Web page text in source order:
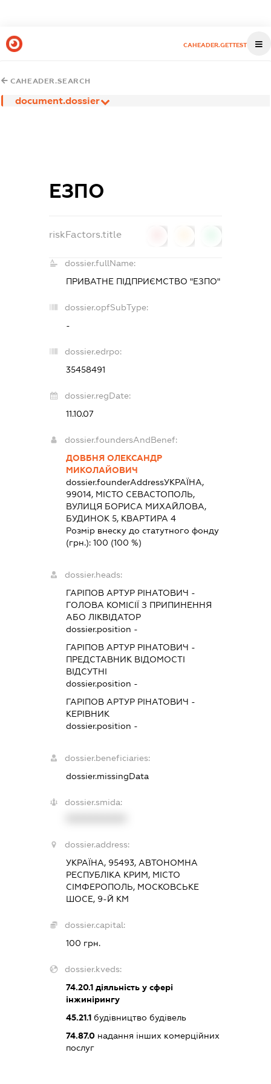
CAHEADER.GETTEST
CAHEADER.SEARCH
document.dossier
ЕЗПО
riskFactors.title
dossier.fullName:
ПРИВАТНЕ ПІДПРИЄМСТВО "ЕЗПО"
dossier.opfSubType:
-
dossier.edrpo:
35458491
dossier.regDate:
11.10.07
dossier.foundersAndBenef:
ДОВБНЯ ОЛЕКСАНДР
МИКОЛАЙОВИЧ
dossier.founderAddressУКРАЇНА,
99014, МІСТО СЕВАСТОПОЛЬ,
ВУЛИЦЯ БОРИСА МИХАЙЛОВА,
БУДИНОК 5, КВАРТИРА 4
Розмір внеску до статутного фонду
(грн.): 100 (100 %)
dossier.heads:
ГАРІПОВ АРТУР РІНАТОВИЧ -
ГОЛОВА КОМІСІЇ З ПРИПИНЕННЯ
АБО ЛІКВІДАТОР
dossier.position -
ГАРІПОВ АРТУР РІНАТОВИЧ -
ПРЕДСТАВНИК ВІДОМОСТІ
ВІДСУТНІ
dossier.position -
ГАРІПОВ АРТУР РІНАТОВИЧ -
КЕРІВНИК
dossier.position -
dossier.beneficiaries:
dossier.missingData
dossier.smida:
dossier.address:
УКРАЇНА, 95493, АВТОНОМНА
РЕСПУБЛІКА КРИМ, МІСТО
СІМФЕРОПОЛЬ, МОСКОВСЬКЕ
ШОСЕ, 9-Й КМ
dossier.capital:
100 грн.
dossier.kveds:
74.20.1діяльність у сфері
інжинірингу
45.21.1будівництво будівель
74.87.0надання інших комерційних
послуг